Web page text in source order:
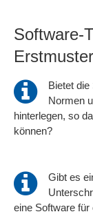
Software-
Bietet
Normen
hinterlegen, so
können?
Gibt es
eine Software für